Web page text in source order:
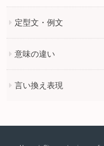
定型文・例文
意味の違い
言い換え表現